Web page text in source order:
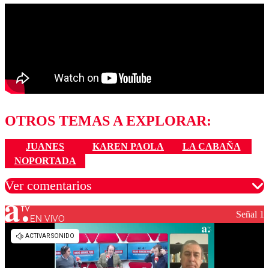
OTROS TEMAS A EXPLORAR:
JUANES KAREN PAOLA
LA CABAÑA
NOPORTADA
Ver comentarios
Los comentarios son moderados para garantizar un
diálogo respetuoso.
EN VIVO Señal 1